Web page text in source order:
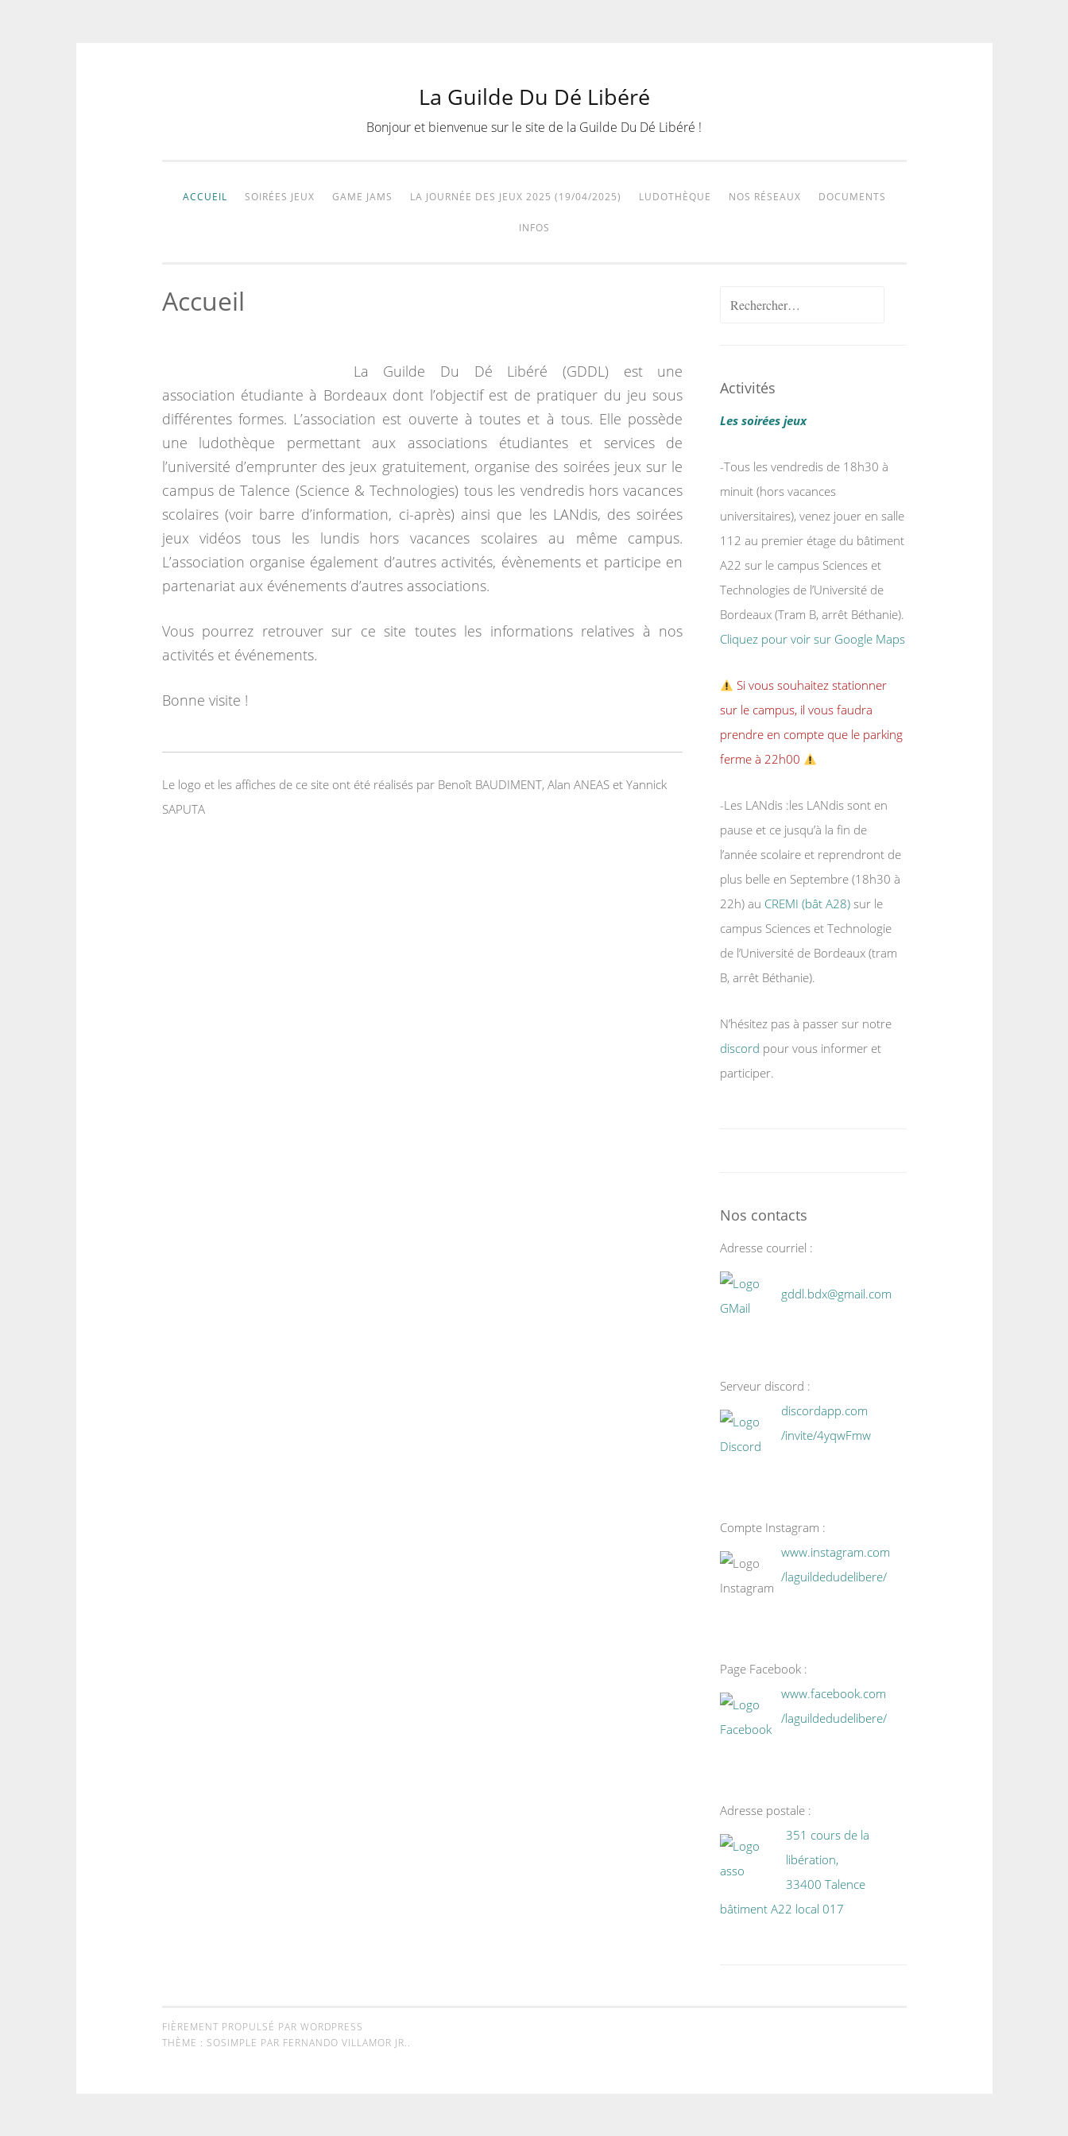
La Guilde Du Dé Libéré
Bonjour et bienvenue sur le site de la Guilde Du Dé Libéré !
ACCUEIL SOIRÉES JEUX GAME JAMS LA JOURNÉE DES JEUX 2025 (19/04/2025) LUDOTHÈQUE NOS RÉSEAUX DOCUMENTS
INFOS
Accueil
La Guilde Du Dé Libéré (GDDL) est une
association étudiante à Bordeaux dont l’objectif est de pratiquer du jeu sous
différentes formes. L’association est ouverte à toutes et à tous. Elle possède
une ludothèque permettant aux associations étudiantes et services de
l’université d’emprunter des jeux gratuitement, organise des soirées jeux sur le
campus de Talence (Science & Technologies) tous les vendredis hors vacances
scolaires (voir barre d’information, ci-après) ainsi que les LANdis, des soirées
jeux vidéos tous les lundis hors vacances scolaires au même campus.
L’association organise également d’autres activités, évènements et participe en
partenariat aux événements d’autres associations.
Vous pourrez retrouver sur ce site toutes les informations relatives à nos
activités et événements.
Bonne visite !
Le logo et les affiches de ce site ont été réalisés par Benoît BAUDIMENT, Alan ANEAS et Yannick
SAPUTA
Rechercher :
Activités
Les soirées jeux
-Tous les vendredis de 18h30 à
minuit (hors vacances
universitaires), venez jouer en salle
112 au premier étage du bâtiment
A22 sur le campus Sciences et
Technologies de l’Université de
Bordeaux (Tram B, arrêt Béthanie).
Cliquez pour voir sur Google Maps
Si vous souhaitez stationner
sur le campus, il vous faudra
prendre en compte que le parking
ferme à 22h00
-Les LANdis :les LANdis sont en
pause et ce jusqu’à la fin de
l’année scolaire et reprendront de
plus belle en Septembre (18h30 à
22h) au CREMI (bât A28) sur le
campus Sciences et Technologie
de l’Université de Bordeaux (tram
B, arrêt Béthanie).
N’hésitez pas à passer sur notre
discord pour vous informer et
participer.
Nos contacts
Adresse courriel :
gddl.bdx@gmail.com
Serveur discord :
discordapp.com
/invite/4yqwFmw
Compte Instagram :
www.instagram.com
/laguildedudelibere/
Page Facebook :
www.facebook.com
/laguildedudelibere/
Adresse postale :
351 cours de la
libération,
33400 Talence
bâtiment A22 local 017
FIÈREMENT PROPULSÉ PAR WORDPRESS
THÈME : SOSIMPLE PAR FERNANDO VILLAMOR JR..